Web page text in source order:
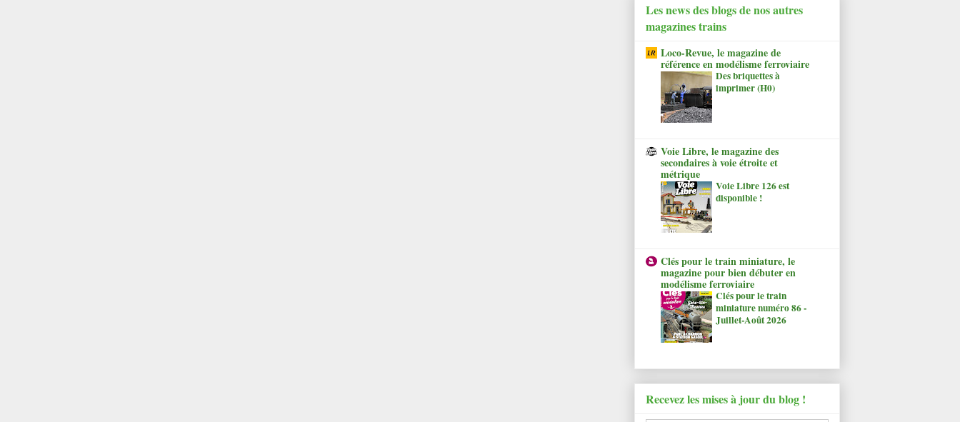
Les news des blogs de nos autres
magazines trains
Loco-Revue, le magazine de
référence en modélisme ferroviaire
Des briquettes à
imprimer (H0)
Voie Libre, le magazine des
secondaires à voie étroite et
métrique
Voie Libre 126 est
disponible !
Clés pour le train miniature, le
magazine pour bien débuter en
modélisme ferroviaire
Clés pour le train
miniature numéro 86 -
Juillet-Août 2026
Recevez les mises à jour du blog !